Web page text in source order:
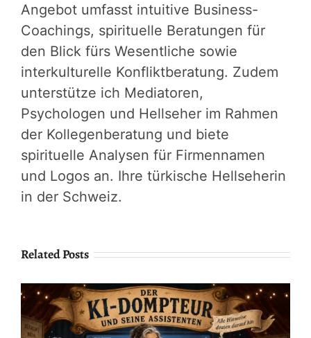
Angebot umfasst intuitive Business-
Coachings, spirituelle Beratungen für
den Blick fürs Wesentliche sowie
interkulturelle Konfliktberatung. Zudem
unterstütze ich Mediatoren,
Psychologen und Hellseher im Rahmen
der Kollegenberatung und biete
spirituelle Analysen für Firmennamen
und Logos an. Ihre türkische Hellseherin
in der Schweiz.
Related Posts